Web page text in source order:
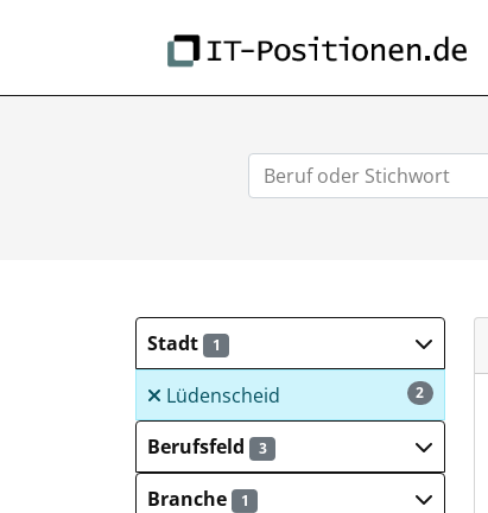
Stadt 1
2
Lüdenscheid
Berufsfeld
3
Branche 1